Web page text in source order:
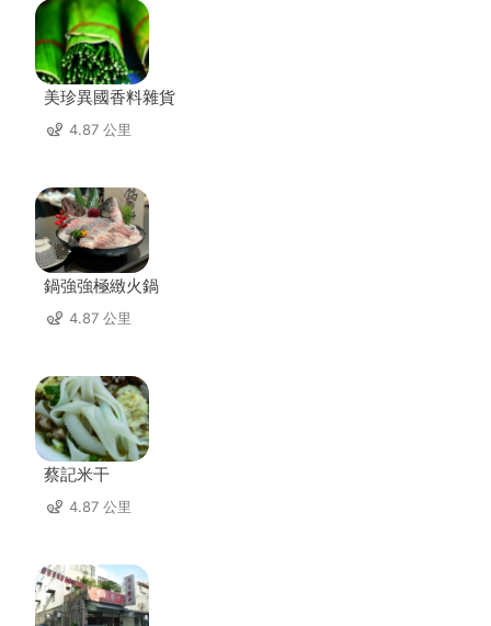
美珍異國香料雜貨
4.87 公里
鍋強強極緻火鍋
4.87 公里
蔡記米干
4.87 公里